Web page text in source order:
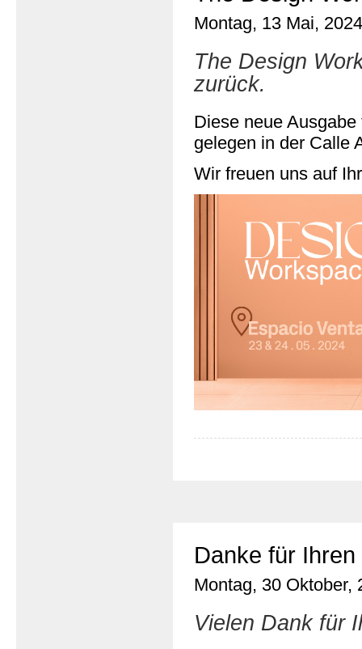
Montag, 13 Mai, 2024
The Design
zurück.
Diese neue
gelegen in der Calle
Wir freuen uns auf
Danke für
Montag, 30 Oktober,
Vielen Dank für